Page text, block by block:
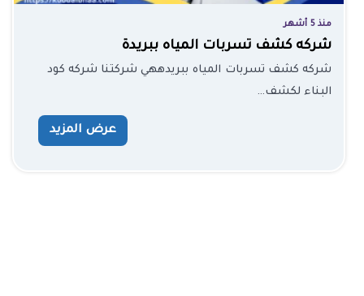
منذ 5 أشهر
شركه كشف تسربات المياه ببريدة
شركه كشف تسربات المياه ببريدههي شركتنا شركه كود
البناء لكشف…
عرض المزيد